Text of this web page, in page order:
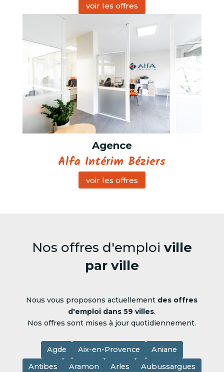
voir les offres
Agence
Alfa Intérim Béziers
voir les offres
Nos offres d'emploi ville
par ville
Nous vous proposons actuellement des offres
d'emploi dans 59 villes.
Nos offres sont mises à jour quotidiennement.
Agde Aix-en-Provence
Aniane
Antibes
Aramon Arles
Aubussargues